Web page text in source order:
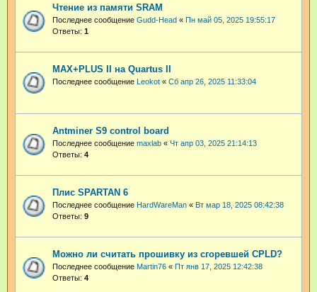
Чтение из памяти SRAM
Последнее сообщение Gudd-Head « Пн май 05, 2025 19:55:17
Ответы: 1
MAX+PLUS II на Quartus II
Последнее сообщение Leokot « Сб апр 26, 2025 11:33:04
Antminer S9 control board
Последнее сообщение maxlab « Чт апр 03, 2025 21:14:13
Ответы: 4
Плис SPARTAN 6
Последнее сообщение HardWareMan « Вт мар 18, 2025 08:42:38
Ответы: 9
Можно ли считать прошивку из сгоревшей CPLD?
Последнее сообщение Martin76 « Пт янв 17, 2025 12:42:38
Ответы: 4